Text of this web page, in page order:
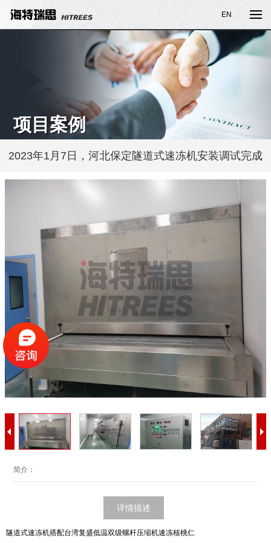
EN
项目案例
2023年1月7日，河北保定隧道式速冻机安装调试完成
简介：
详情描述
隧道式速冻机搭配台湾复盛低温双级螺杆压缩机速冻核桃仁